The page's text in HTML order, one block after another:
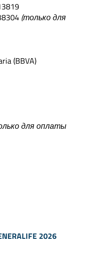
(только для
(BBVA)
для оплаты
2026